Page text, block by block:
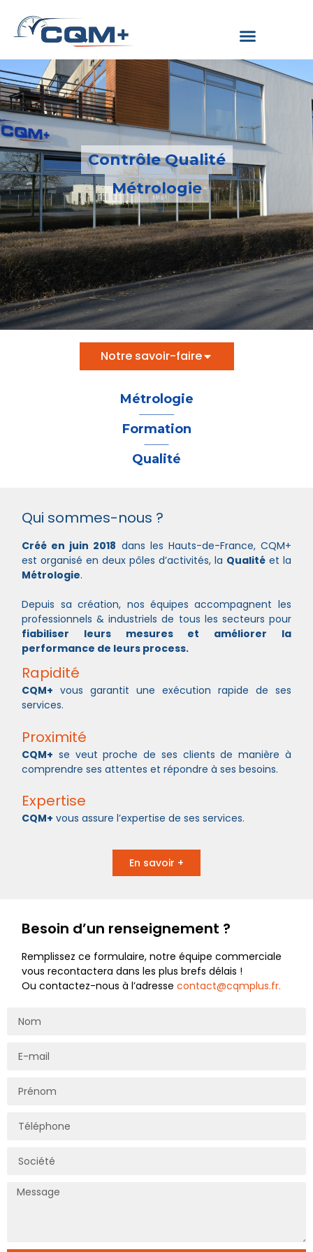
Contrôle Qualité
Métrologie
Notre savoir-faire
Métrologie
Formation
Qualité
Qui sommes-nous ?
Créé en juin 2018 dans les Hauts-de-France, CQM+
est organisé en deux pôles d’activités, la Qualitéet la
Métrologie.
Depuis sa création, nos équipes accompagnent les
professionnels & industriels de tous les secteurs pour
fiabiliser leurs mesures et améliorer la
performance de leurs process.
Rapidité
CQM+ vous garantit une exécution rapide de ses
services.
Proximité
CQM+ se veut proche de ses clients de manière à
comprendre ses attentes et répondre à ses besoins.
Expertise
CQM+ vous assure l’expertise de ses services.
En savoir +
Besoin d’un renseignement ?
Remplissez ce formulaire, notre équipe commerciale
vous recontactera dans les plus brefs délais !
Ou contactez-nous à l’adressecontact@cqmplus.fr.